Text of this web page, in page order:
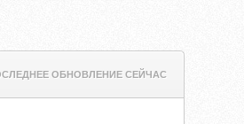
ОБНОВЛЕНИЕ СЕЙЧАС